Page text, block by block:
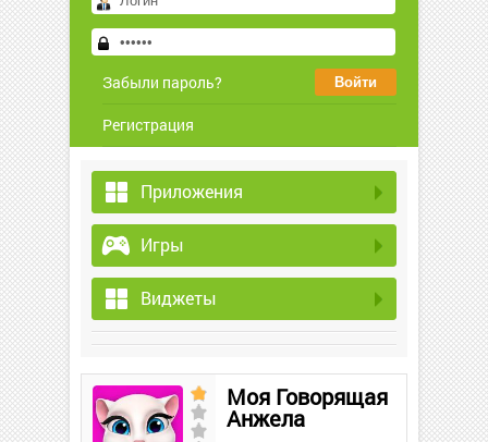
Забыли пароль?
Регистрация
Приложения
Игры
Виджеты
Моя Говорящая
Анжела